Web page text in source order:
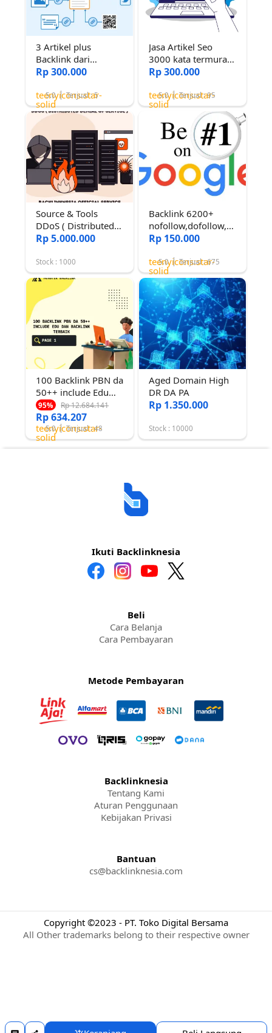
3 Artikel plus
Backlink dari
Website Aktif
80++
Rp 300.000
teenyicons:star-
solid
5.0 Terjual : 5
Jasa Artikel Seo
3000 kata termurah
lulus copyscape
Rp 300.000
teenyicons:star-
solid
5.0 Terjual : 95
Source & Tools
DDoS ( Distributed
Denial of Service )
Rp 5.000.000
Stock : 1000
Backlink 6200+
nofollow,dofollow,
EDU, dan GOV da
Rp 150.000
teenyicons:star-
solid
5.0 Terjual : 675
100 Backlink PBN da
50++ include Edu
dan Backlink Terbaik
95% Rp 12.684.141
Rp 634.207
teenyicons:star-
solid
5.0 Terjual : 48
Aged Domain High
DR DA PA
Rp 1.350.000
Stock : 10000
Backlinknesia
Tentang Kami
Aturan Penggunaan
Kebijakan Privasi
Bantuan
cs@backlinknesia.com
Beli
Cara Belanja
Cara Pembayaran
Metode Pembayaran
Ikuti Backlinknesia
Copyright ©2023 - PT. Toko Digital Bersama
All Other trademarks belong to their respective owner